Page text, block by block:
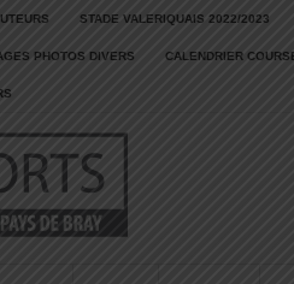
STADE VALERIQUAIS 2022/2023
PHOTOS DIVERS CALENDRIER